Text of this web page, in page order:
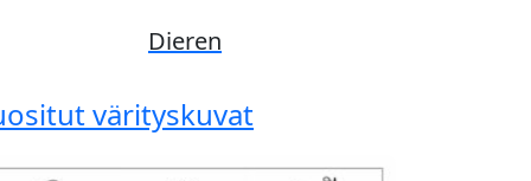
Disney
värityskuvat